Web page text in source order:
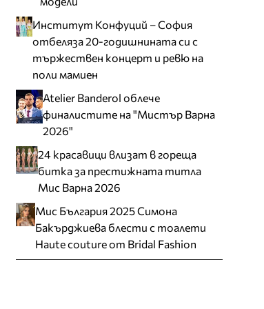
Институт Конфуций – София
отбеляза 20-годишнината си с
тържествен концерт и ревю на
поли мамиен
Atelier Banderol облече
финалистите на "Мистър Варна
2026"
24 красавици влизат в гореща
битка за престижната титла
Мис Варна 2026
Мис България 2025 Симона
Бакърджиева блести с тоалети
Haute couture от Bridal Fashion